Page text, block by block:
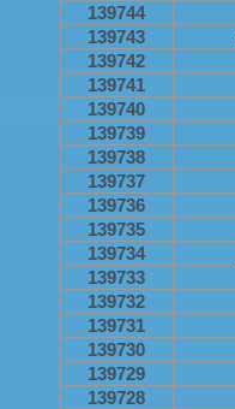
139744
139743
139742
139741
139740
139739
139738
139737
139736
139735
139734
139733
139732
139731
139730
139729
139728